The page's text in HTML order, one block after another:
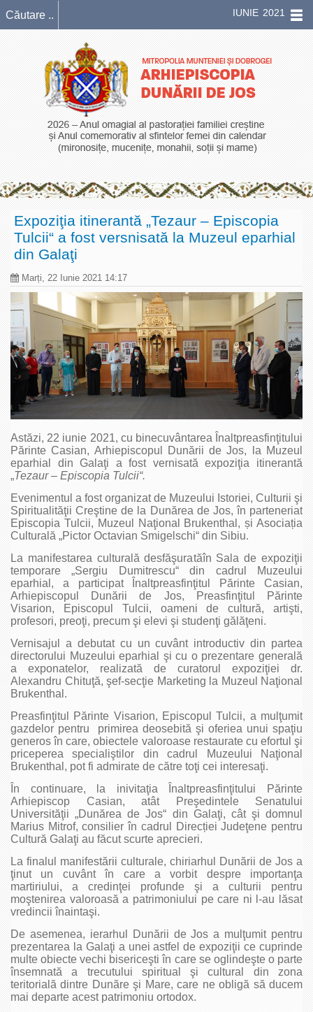
IUNIE 2021
Expoziţia itinerantă „Tezaur – Episcopia
Tulcii“ a fost versnisată la Muzeul eparhial
din Galaţi
Marți, 22 Iunie 2021 14:17
Astăzi, 22 iunie 2021, cu binecuvântarea Înaltpreasfinţitului
Părinte Casian, Arhiepiscopul Dunării de Jos, la Muzeul
eparhial din Galaţi a fost vernisată expoziţia itinerantă
„Tezaur – Episcopia Tulcii“.
Evenimentul a fost organizat de Muzeului Istoriei, Culturii şi
Spiritualităţii Creştine de la Dunărea de Jos, în parteneriat
Episcopia Tulcii, Muzeul Naţional Brukenthal, și Asociația
Culturală „Pictor Octavian Smigelschi“ din Sibiu.
La manifestarea culturală desfăşuratăîn Sala de expoziţii
temporare „Sergiu Dumitrescu“ din cadrul Muzeului
eparhial, a participat Înaltpreasfinţitul Părinte Casian,
Arhiepiscopul Dunării de Jos, Preasfinţitul Părinte
Visarion, Episcopul Tulcii, oameni de cultură, artişti,
profesori, preoţi, precum şi elevi şi studenţi gălăţeni.
Vernisajul a debutat cu un cuvânt introductiv din partea
directorului Muzeului eparhial şi cu o prezentare generală
a exponatelor, realizată de curatorul expoziţiei dr.
Alexandru Chituţă, şef-secţie Marketing la Muzeul Naţional
Brukenthal.
Preasfinţitul Părinte Visarion, Episcopul Tulcii, a mulţumit
gazdelor pentru primirea deosebită şi oferiea unui spaţiu
generos în care, obiectele valoroase restaurate cu efortul şi
priceperea specialiştilor din cadrul Muzeului Naţional
Brukenthal, pot fi admirate de către toţi cei interesaţi.
În continuare, la inivitaţia Înaltpreasfinţitului Părinte
Arhiepiscop Casian, atât Preşedintele Senatului
Universităţii „Dunărea de Jos“ din Galaţi, cât şi domnul
Marius Mitrof, consilier în cadrul Direcției Judeţene pentru
Cultură Galaţi au făcut scurte aprecieri.
La finalul manifestării culturale, chiriarhul Dunării de Jos a
ţinut un cuvânt în care a vorbit despre importanţa
martiriului, a credinţei profunde şi a culturii pentru
moştenirea valoroasă a patrimoniului pe care ni l-au lăsat
vredincii înaintaşi.
De asemenea, ierarhul Dunării de Jos a mulţumit pentru
prezentarea la Galaţi a unei astfel de expoziţii ce cuprinde
multe obiecte vechi bisericeşti în care se oglindeşte o parte
însemnată a trecutului spiritual şi cultural din zona
teritorială dintre Dunăre şi Mare, care ne obligă să ducem
mai departe acest patrimoniu ortodox.